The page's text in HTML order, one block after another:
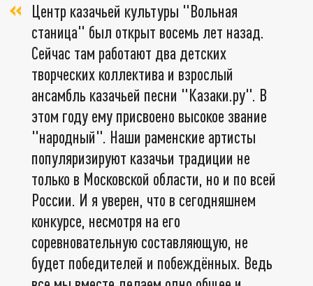
Центр казачьей культуры "Вольная
станица" был открыт восемь лет назад.
Сейчас там работают два детских
творческих коллектива и взрослый
ансамбль казачьей песни "Казаки.ру". В
этом году ему присвоено высокое звание
"народный". Наши раменские артисты
популяризируют казачьи традиции не
только в Московской области, но и по всей
России. И я уверен, что в сегодняшнем
конкурсе, несмотря на его
соревновательную составляющую, не
будет победителей и побеждённых. Ведь